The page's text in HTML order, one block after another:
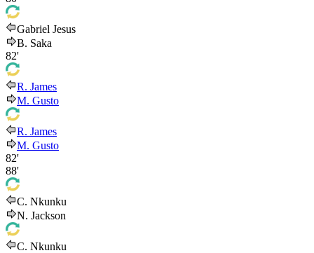
Gabriel Jesus
B. Saka
82'
R. James
M. Gusto
R. James
M. Gusto
82'
88'
C. Nkunku
N. Jackson
C. Nkunku